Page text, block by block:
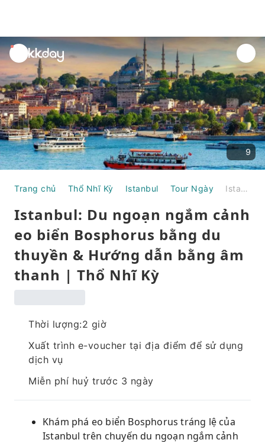
unread
notifications
9
Trang chủ Thổ Nhĩ Kỳ Istanbul Tour Ngày Istanbul: Du ngoạn ngắm cảnh eo biển Bosphorus bằng du thuyền & Hướng dẫn bằng âm thanh | Thổ Nhĩ Kỳ
Istanbul: Du ngoạn ngắm cảnh
eo biển Bosphorus bằng du
thuyền & Hướng dẫn bằng âm
thanh | Thổ Nhĩ Kỳ
Thời lượng:2 giờ
Xuất trình e-voucher tại địa điểm để sử dụng
dịch vụ
Miễn phí huỷ trước 3 ngày
Khám phá eo biển Bosphorus tráng lệ của
Istanbul trên chuyến du ngoạn ngắm cảnh